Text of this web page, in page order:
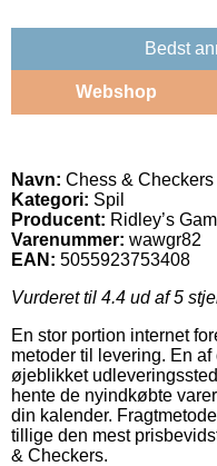
Bedst
Webshop
Navn: Chess & Checkers
Kategori: Spil
Producent: Ridley’s
Varenummer: wawgr82
EAN: 5055923753408
Vurderet til 4.4 ud af 5
En stor portion internet
metoder til levering. En
øjeblikket
hente de nyindkøbte
din kalender.
tillige den mest
& Checkers.